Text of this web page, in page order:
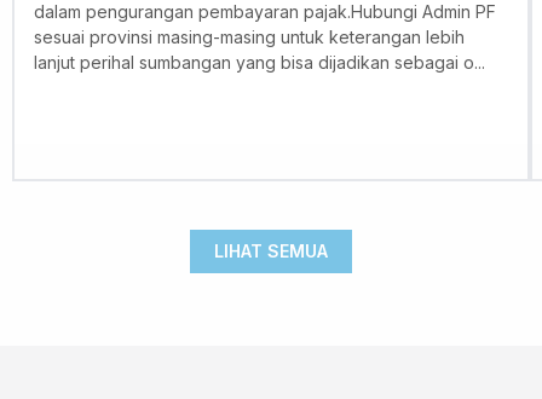
dalam pengurangan pembayaran pajak.Hubungi Admin PF
sesuai provinsi masing-masing untuk keterangan lebih
lanjut perihal sumbangan yang bisa dijadikan sebagai o...
LIHAT SEMUA